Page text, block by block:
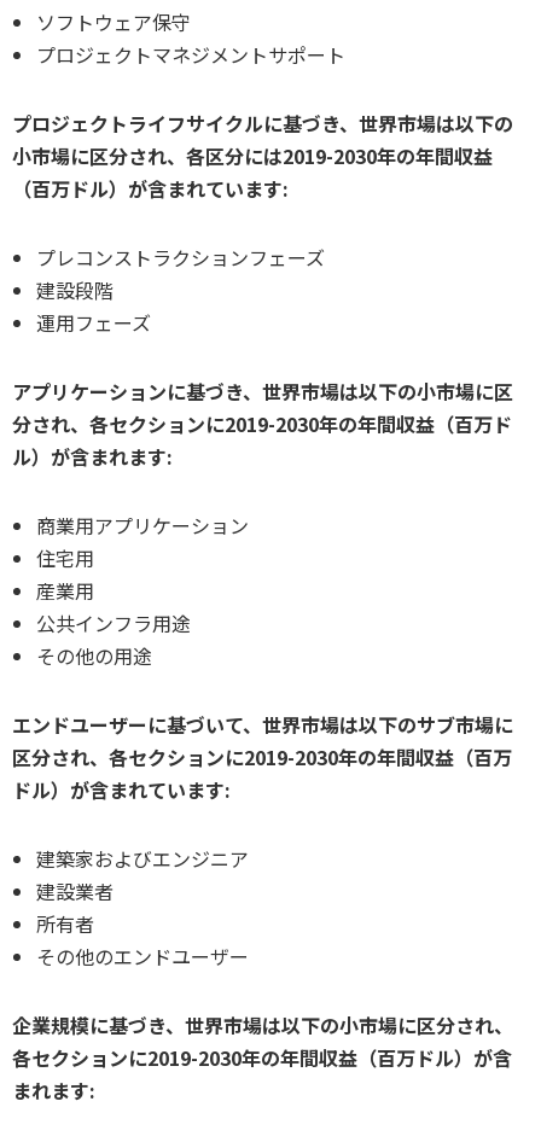
ソフトウェア保守
プロジェクトマネジメントサポート
プロジェクトライフサイクルに基づき、世界市場は以下の
小市場に区分され、各区分には2019-2030年の年間収益
（百万ドル）が含まれています:
プレコンストラクションフェーズ
建設段階
運用フェーズ
アプリケーションに基づき、世界市場は以下の小市場に区
分され、各セクションに2019-2030年の年間収益（百万ド
ル）が含まれます:
商業用アプリケーション
住宅用
産業用
公共インフラ用途
その他の用途
エンドユーザーに基づいて、世界市場は以下のサブ市場に
区分され、各セクションに2019-2030年の年間収益（百万
ドル）が含まれています:
建築家およびエンジニア
建設業者
所有者
その他のエンドユーザー
企業規模に基づき、世界市場は以下の小市場に区分され、
各セクションに2019-2030年の年間収益（百万ドル）が含
まれます: